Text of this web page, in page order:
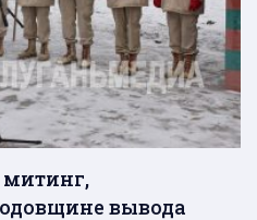
митинг,
вывода